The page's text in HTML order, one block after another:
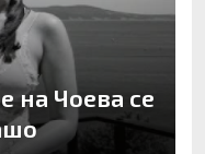
на Чоева се